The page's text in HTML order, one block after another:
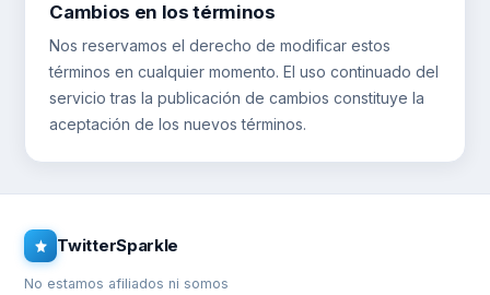
Cambios en los términos
Nos reservamos el derecho de modificar estos
términos en cualquier momento. El uso continuado del
servicio tras la publicación de cambios constituye la
aceptación de los nuevos términos.
TwitterSparkle
No estamos afiliados ni somos